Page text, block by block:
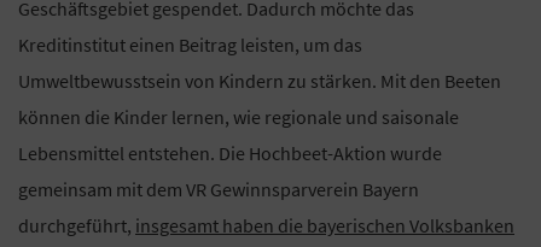
Geschäftsgebiet gespendet. Dadurch möchte das
Kreditinstitut einen Beitrag leisten, um das
Umweltbewusstsein von Kindern zu stärken. Mit den Beeten
können die Kinder lernen, wie regionale und saisonale
Lebensmittel entstehen. Die Hochbeet-Aktion wurde
gemeinsam mit dem VR Gewinnsparverein Bayern
durchgeführt, insgesamt haben die bayerischen Volksbanken